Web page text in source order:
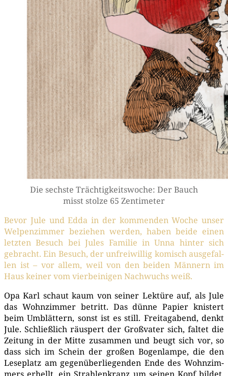
Die sechs­te Träch­tig­keits­wo­che: Der Bauch
misst stol­ze 65 Zentimeter
Bevor Jule und Edda in der kom­men­den Woche unser
Wel­pen­zim­mer bezie­hen wer­den, haben bei­de einen
letz­ten Besuch bei Jules Fami­lie in Unna hin­ter sich
gebracht. Ein Besuch, der unfrei­wil­lig komisch aus­ge­fal­
len ist – vor allem, weil von den bei­den Män­nern im
Haus kei­ner vom vier­bei­ni­gen Nach­wuchs weiß.
Opa Karl schaut kaum von sei­ner Lek­tü­re auf, als Jule
das Wohn­zim­mer betritt. Das dün­ne Papier knis­tert
beim Umblät­tern, sonst ist es still. Frei­tag­abend, denkt
Jule. Schließ­lich räus­pert der Groß­va­ter sich, fal­tet die
Zei­tung in der Mit­te zusam­men und beugt sich vor, so
dass sich im Schein der gro­ßen Bogen­lam­pe, die den
Lese­platz am gegen­über­lie­gen­den Ende des Wohn­zim­